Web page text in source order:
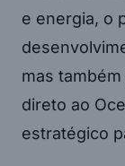
e energia, o
mas
direto ao
estratégico